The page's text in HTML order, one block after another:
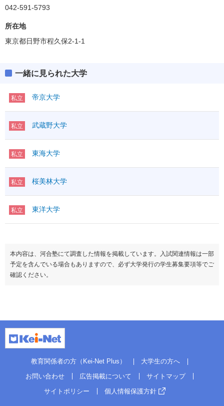
042-591-5793
所在地
東京都日野市程久保2-1-1
一緒に見られた大学
私立 帝京大学
私立 武蔵野大学
私立 東海大学
私立 桜美林大学
私立 東洋大学
本内容は、河合塾にて調査した情報を掲載しています。入試関連情報は一部
予定を含んでいる場合もありますので、必ず大学発行の学生募集要項等でご
確認ください。
教育関係者の方（Kei-Net Plus）
大学生の方へ
お問い合わせ
広告掲載について
サイトマップ
サイトポリシー
個人情報保護方針